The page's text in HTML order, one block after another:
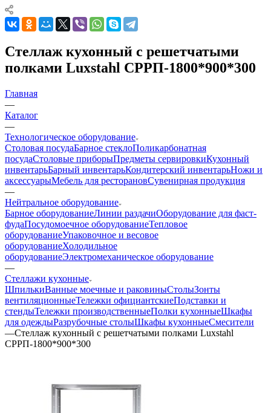
Стеллаж кухонный с решетчатыми
полками Luxstahl СРРП-1800*900*300
Главная
—
Каталог
—
Технологическое оборудование
Столовая посудаБарное стеклоПоликарбонатная
посудаСтоловые приборыПредметы сервировкиКухонный
инвентарьБарный инвентарьКондитерский инвентарьНожи и
аксессуарыМебель для ресторановСувенирная продукция
—
Нейтральное оборудование
Барное оборудованиеЛинии раздачиОборудование для фаст-
фудаПосудомоечное оборудованиеТепловое
оборудованиеУпаковочное и весовое
оборудованиеХолодильное
оборудованиеЭлектромеханическое оборудование
—
Стеллажи кухонные
ШпилькиВанные моечные и раковиныСтолыЗонты
вентиляционныеТележки официантскиеПодставки и
стендыТележки производственныеПолки кухонныеШкафы
для одеждыРазрубочные столыШкафы кухонныеСмесители
—Стеллаж кухонный с решетчатыми полками Luxstahl
СРРП-1800*900*300